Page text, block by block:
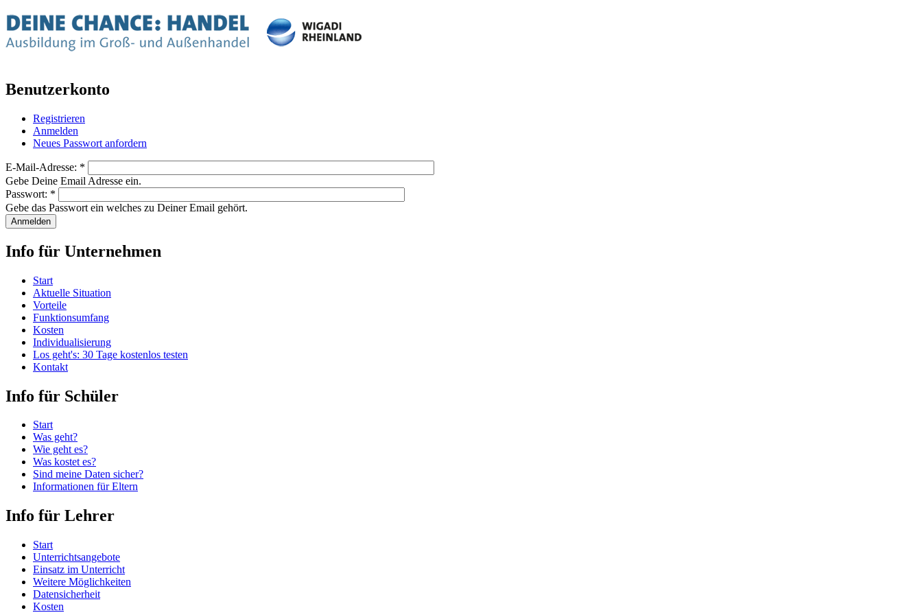
Benutzerkonto
Registrieren
Anmelden
Neues Passwort anfordern
E-Mail-Adresse: *
Gebe Deine Email Adresse ein.
Passwort: *
Gebe das Passwort ein welches zu Deiner Email gehört.
Info für Unternehmen
Start
Aktuelle Situation
Vorteile
Funktionsumfang
Kosten
Individualisierung
Los geht's: 30 Tage kostenlos testen
Kontakt
Info für Schüler
Start
Was geht?
Wie geht es?
Was kostet es?
Sind meine Daten sicher?
Informationen für Eltern
Info für Lehrer
Start
Unterrichtsangebote
Einsatz im Unterricht
Weitere Möglichkeiten
Datensicherheit
Kosten